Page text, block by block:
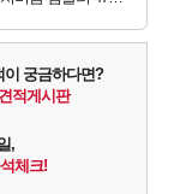
이 궁금하다면?
적게시판
,
체크!